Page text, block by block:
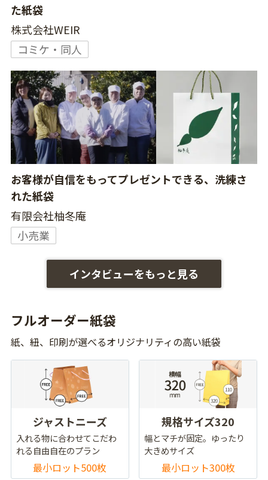
た紙袋
株式会社WEIR
コミケ・同人
お客様が自信をもってプレゼントできる、洗練さ
れた紙袋
有限会社柚冬庵
小売業
インタビューをもっと見る
フルオーダー紙袋
紙、紐、印刷が選べるオリジナリティの高い紙袋
ジャストニーズ
入れる物に合わせてこだわ
れる自由自在のプラン
最小ロット500枚
規格サイズ320
幅とマチが固定。ゆったり
大きめサイズ
最小ロット300枚